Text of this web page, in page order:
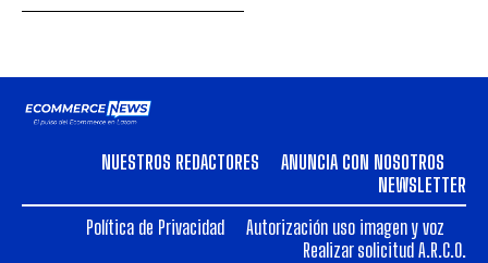
NUESTROS REDACTORES
ANUNCIA CON NOSOTROS
NEWSLETTER
Política de Privacidad
Autorización uso imagen y voz
Realizar solicitud A.R.C.O.